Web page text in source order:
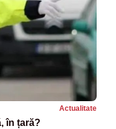
Actualitate
în țară?